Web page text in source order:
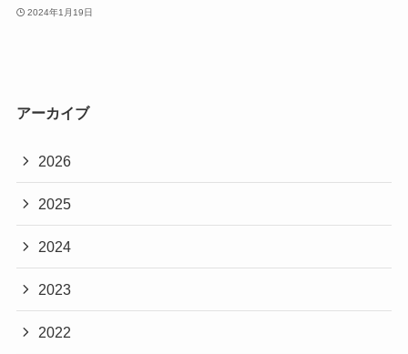
2024年1月19日
アーカイブ
2026
2025
2024
2023
2022